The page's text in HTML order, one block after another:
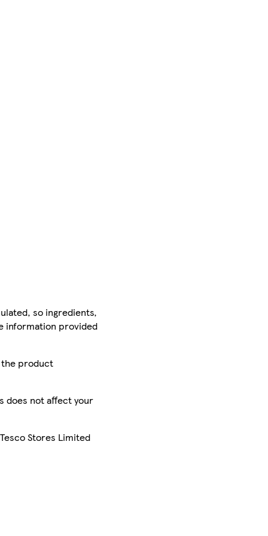
so ingredients,
information provided
the product
does not affect your
Stores Limited